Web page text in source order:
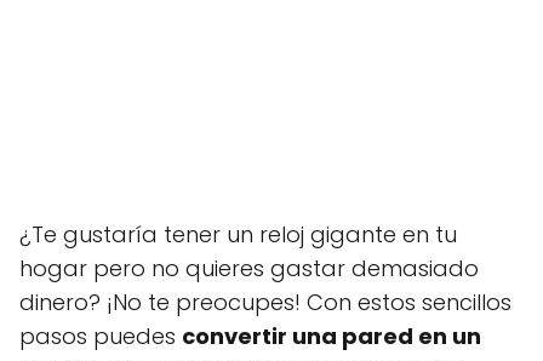
¿Te gustaría tener un reloj gigante en tu
hogar pero no quieres gastar demasiado
dinero? ¡No te preocupes! Con estos sencillos
pasos puedes convertir una pared en un